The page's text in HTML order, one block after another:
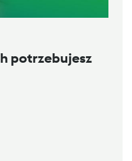
potrzebujesz